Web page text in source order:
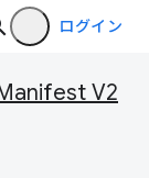
ログイン
V2